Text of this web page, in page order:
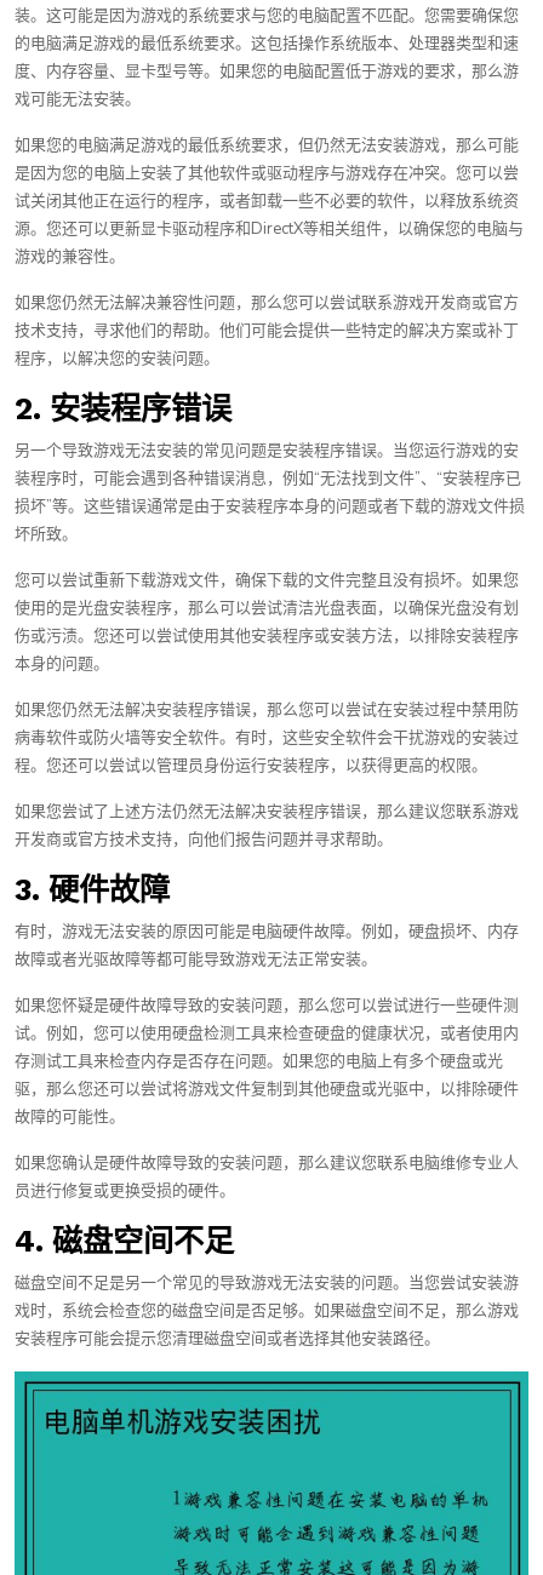
装。这可能是因为游戏的系统要求与您的电脑配置不匹配。您需要确保您
的电脑满足游戏的最低系统要求。这包括操作系统版本、处理器类型和速
度、内存容量、显卡型号等。如果您的电脑配置低于游戏的要求，那么游
戏可能无法安装。
如果您的电脑满足游戏的最低系统要求，但仍然无法安装游戏，那么可能
是因为您的电脑上安装了其他软件或驱动程序与游戏存在冲突。您可以尝
试关闭其他正在运行的程序，或者卸载一些不必要的软件，以释放系统资
源。您还可以更新显卡驱动程序和DirectX等相关组件，以确保您的电脑与
游戏的兼容性。
如果您仍然无法解决兼容性问题，那么您可以尝试联系游戏开发商或官方
技术支持，寻求他们的帮助。他们可能会提供一些特定的解决方案或补丁
程序，以解决您的安装问题。
2. 安装程序错误
另一个导致游戏无法安装的常见问题是安装程序错误。当您运行游戏的安
装程序时，可能会遇到各种错误消息，例如“无法找到文件”、“安装程序已
损坏”等。这些错误通常是由于安装程序本身的问题或者下载的游戏文件损
坏所致。
您可以尝试重新下载游戏文件，确保下载的文件完整且没有损坏。如果您
使用的是光盘安装程序，那么可以尝试清洁光盘表面，以确保光盘没有划
伤或污渍。您还可以尝试使用其他安装程序或安装方法，以排除安装程序
本身的问题。
如果您仍然无法解决安装程序错误，那么您可以尝试在安装过程中禁用防
病毒软件或防火墙等安全软件。有时，这些安全软件会干扰游戏的安装过
程。您还可以尝试以管理员身份运行安装程序，以获得更高的权限。
如果您尝试了上述方法仍然无法解决安装程序错误，那么建议您联系游戏
开发商或官方技术支持，向他们报告问题并寻求帮助。
3. 硬件故障
有时，游戏无法安装的原因可能是电脑硬件故障。例如，硬盘损坏、内存
故障或者光驱故障等都可能导致游戏无法正常安装。
如果您怀疑是硬件故障导致的安装问题，那么您可以尝试进行一些硬件测
试。例如，您可以使用硬盘检测工具来检查硬盘的健康状况，或者使用内
存测试工具来检查内存是否存在问题。如果您的电脑上有多个硬盘或光
驱，那么您还可以尝试将游戏文件复制到其他硬盘或光驱中，以排除硬件
故障的可能性。
如果您确认是硬件故障导致的安装问题，那么建议您联系电脑维修专业人
员进行修复或更换受损的硬件。
4. 磁盘空间不足
磁盘空间不足是另一个常见的导致游戏无法安装的问题。当您尝试安装游
戏时，系统会检查您的磁盘空间是否足够。如果磁盘空间不足，那么游戏
安装程序可能会提示您清理磁盘空间或者选择其他安装路径。